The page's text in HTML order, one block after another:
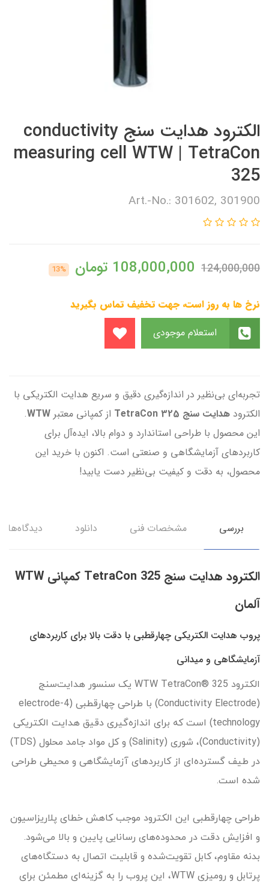
الکترود هدایت سنج conductivity
measuring cell WTW | TetraCon
325
Art.-No.: 301602, 301900
124,000,000
108,000,000 تومان 13%
نرخ ها به روز است، جهت تخفیف تماس بگیرید
تجربه‌ای بی‌نظیر در اندازه‌گیری دقیق و سریع هدایت الکتریکی با
الکترود هدایت سنج TetraCon 325 از کمپانی معتبر WTW
.
این محصول با طراحی استاندارد و دوام بالا، ایده‌آل برای
کاربردهای آزمایشگاهی و صنعتی است. اکنون با خرید این
محصول، به دقت و کیفیت بی‌نظیر دست یابید!
بررسی مشخصات فنی دانلود دیدگاه‌ها
الکترود هدایت سنج TetraCon 325 کمپانی WTW
آلمان
پروب هدایت الکتریکی چهارقطبی با دقت بالا برای کاربردهای
آزمایشگاهی و میدانی
الکترود WTW TetraCon® 325 یک سنسور هدایت‌سنج
(Conductivity Electrode) با طراحی چهارقطبی (4-electrode
technology) است که برای اندازه‌گیری دقیق هدایت الکتریکی
(Conductivity)، شوری (Salinity) و کل مواد جامد محلول (TDS)
در طیف گسترده‌ای از کاربردهای آزمایشگاهی و محیطی طراحی
شده است.
طراحی چهارقطبی این الکترود موجب کاهش خطای پلاریزاسیون
و افزایش دقت در محدوده‌های رسانایی پایین و بالا می‌شود.
بدنه مقاوم، کابل تقویت‌شده و قابلیت اتصال به دستگاه‌های
پرتابل و رومیزی WTW، این پروب را به گزینه‌ای مطمئن برای